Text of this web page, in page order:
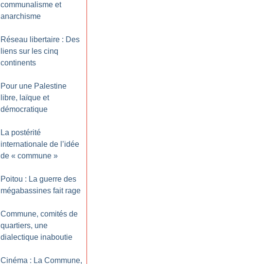
communalisme et
anarchisme
Réseau libertaire : Des
liens sur les cinq
continents
Pour une Palestine
libre, laïque et
démocratique
La postérité
internationale de l’idée
de « commune »
Poitou : La guerre des
mégabassines fait rage
Commune, comités de
quartiers, une
dialectique inaboutie
Cinéma : La Commune,